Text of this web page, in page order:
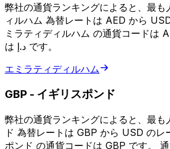
弊社の通貨ランキングによると、最
ィルハム 為替レートは AED から
ミラティディルハム の通貨コードは
は د.إ です。
エミラティディルハム
GBP - イギリスポンド
弊社の通貨ランキングによると、最も
ド 為替レートは GBP から USD のレ
ポンド の通貨コードは GBP です。 通